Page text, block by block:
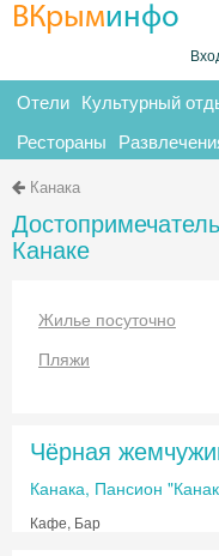
ВКрыминфо
Отели Культурный
Рестораны
Канака
Канаке
Жилье посуточно
Пляжи
Чёрная
Канака, Пансион
Кафе, Бар